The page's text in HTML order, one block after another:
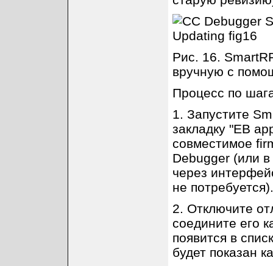
Рис. 16.
вручную с
Процесс по
1. Запустите
закладку "EB
совместимое
Debugger (или
через
не потребуется).
2. Отключите
соедините его
появится в
будет показан